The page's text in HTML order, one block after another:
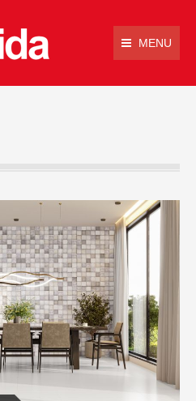
MENU